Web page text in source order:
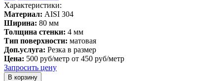
Характеристики:
Материал: AISI 304
Ширина: 80 мм
Толщина стенки: 4 мм
Тип поверхности: матовая
Доп.услуга: Резка в размер
Цена: 500 руб/метр от 450 руб/метр
Запросить цену